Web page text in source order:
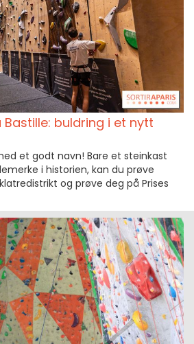
Bastille: buldring i et nytt
et godt navn! Bare et steinkast
i historien, kan du prøve
og prøve deg på Prises